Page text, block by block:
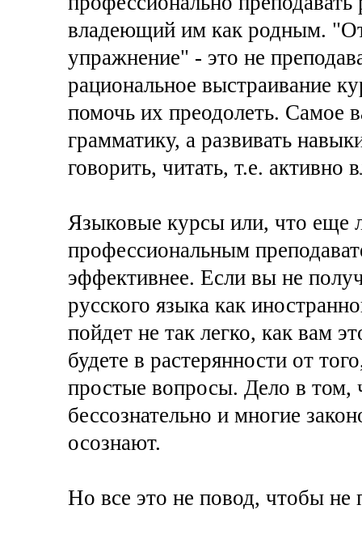
владеющий им как родным.
упражнение" - это не
рациональное выстраивание
помочь их преодолеть. Самое
грамматику, а развивать
говорить, читать, т.е. активно
Языковые курсы или, что еще
профессиональным
эффективнее. Если вы не
русского языка как
пойдет не так легко, как вам
будете в растерянности от
простые вопросы. Дело в том,
бессознательно и многие
осознают.
Но все это не повод, чтобы не